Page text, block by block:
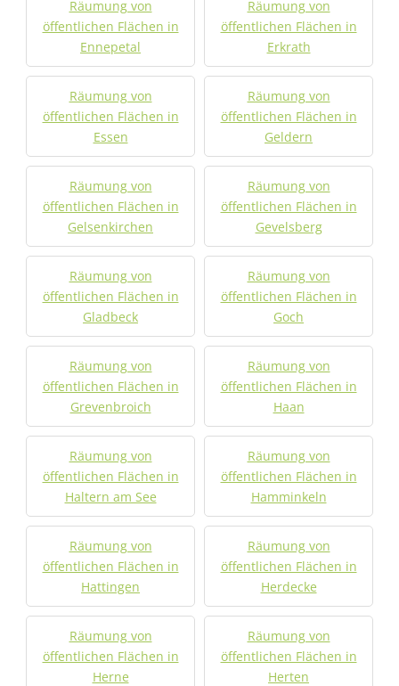
Räumung von
öffentlichen Flächen in
Ennepetal
Räumung von
öffentlichen Flächen in
Erkrath
Räumung von
öffentlichen Flächen in
Essen
Räumung von
öffentlichen Flächen in
Geldern
Räumung von
öffentlichen Flächen in
Gelsenkirchen
Räumung von
öffentlichen Flächen in
Gevelsberg
Räumung von
öffentlichen Flächen in
Gladbeck
Räumung von
öffentlichen Flächen in
Goch
Räumung von
öffentlichen Flächen in
Grevenbroich
Räumung von
öffentlichen Flächen in
Haan
Räumung von
öffentlichen Flächen in
Haltern am See
Räumung von
öffentlichen Flächen in
Hamminkeln
Räumung von
öffentlichen Flächen in
Hattingen
Räumung von
öffentlichen Flächen in
Herdecke
Räumung von
öffentlichen Flächen in
Herne
Räumung von
öffentlichen Flächen in
Herten